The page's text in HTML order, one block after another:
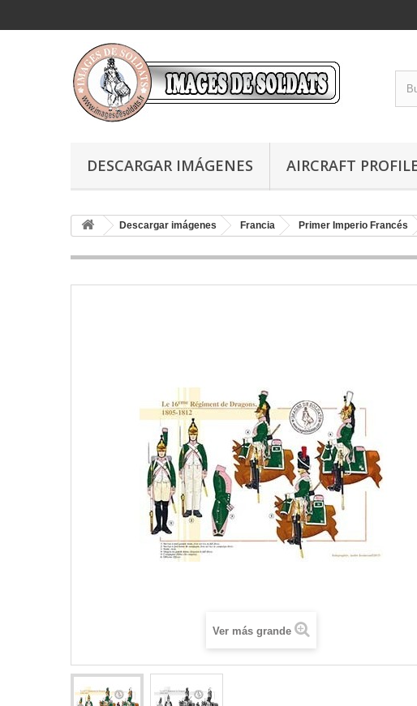
DESCARGAR IMÁGENES AIRCRAFT
Descargar imágenes Francia Primer Imperio Francés
Ver más grande